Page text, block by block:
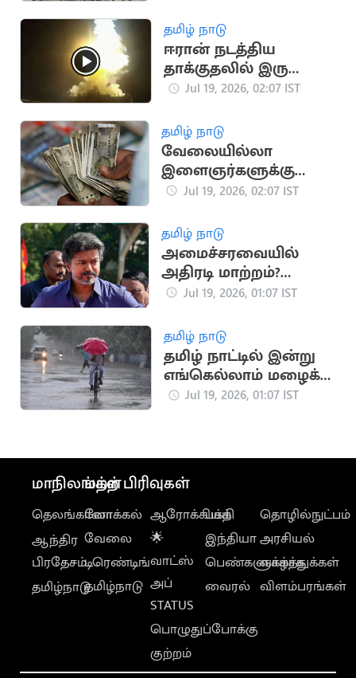
தமிழ் நாடு
ஈரான் நடத்திய
தாக்குதலில் இரு
அமெரிக்க வீரர்கள்
Jul 19, 2026, 02:07 IST
தமிழ் நாடு
வேலையில்லா
இளைஞர்களுக்கு
ஜாக்பாட்!
ரூ.4,000 ஆக
உயர்கிறது
Jul 19, 2026, 02:07 IST
தமிழ் நாடு
அமைச்சரவையில்
அதிரடி மாற்றம்?
கலக்கத்தில் தவெக
Jul 19, 2026, 01:07 IST
தமிழ் நாடு
தமிழ் நாட்டில் இன்று
எங்கெல்லாம் மழைக்கு
வாய்ப்பு?
Jul 19, 2026, 01:07 IST
மாநிலங்கள்
தெலங்கானா
ஆந்திர
பிரதேசம்
தமிழ்நாடு
மற்ற பிரிவுகள்
லோக்கல்
வேலை
டிரெண்டிங்
தமிழ்நாடு
ஆரோக்கியம்
🌟
வாட்ஸ்
அப்
STATUS
பொழுதுப்போக்கு
குற்றம்
பக்தி
இந்தியா
பெண்களுக்காக
வைரல்
தொழில்நுட்பம்
அரசியல்
வாழ்த்துக்கள்
விளம்பரங்கள்